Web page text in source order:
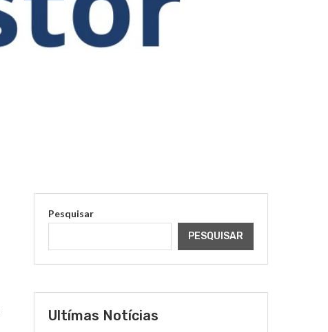
Pesquisar
PESQUISAR
Ultímas Notícias